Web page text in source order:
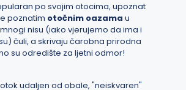
po svojim otocima, upoznat
poznatim otočnim oazama u
nisu (iako vjerujemo da ima i
čuli, a skrivaju čarobna prirodna
su odredište za ljetni odmor!
udaljen od obale, "neiskvaren"